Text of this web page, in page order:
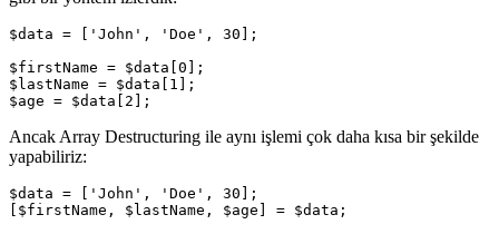
$data = ['John', 'Doe', 30];
$firstName = $data[0];
$lastName = $data[1];
Ancak Array Destructuring ile aynı işlemi çok daha kısa bir şekilde
yapabiliriz:
$data = ['John', 'Doe', 30];